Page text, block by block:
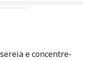
e concentre-